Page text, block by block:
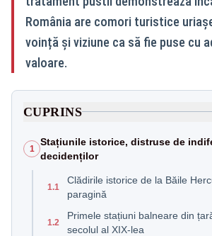
România are comori turistice
voință și viziune ca să fie puse cu
valoare.
CUPRINS
1
Stațiunile istorice, distruse de
decidenților
1.1
Clădirile istorice de la Băile
paragină
1.2
Primele stațiuni balneare din
secolul al XIX-lea